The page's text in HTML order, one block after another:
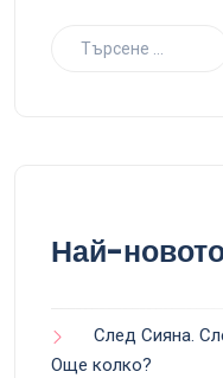
Най-
След Сияна.
Още колко?